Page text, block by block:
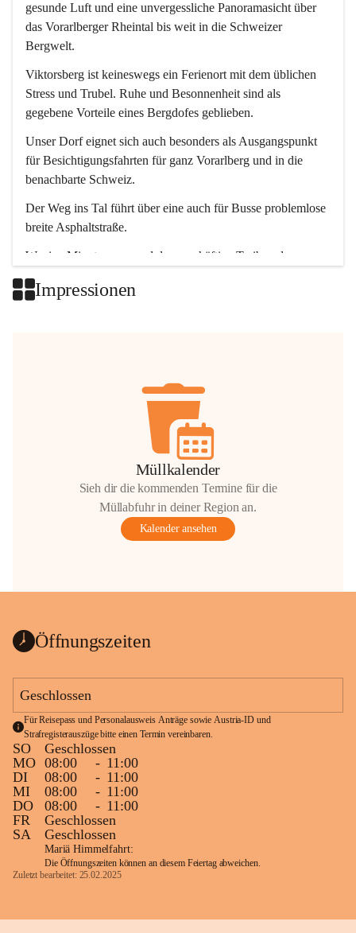
gesunde Luft und eine unvergessliche Panoramasicht über
das Vorarlberger Rheintal bis weit in die Schweizer
Bergwelt.
Viktorsberg ist keineswegs ein Ferienort mit dem üblichen
Stress und Trubel. Ruhe und Besonnenheit sind als
gegebene Vorteile eines Bergdofes geblieben.
Unser Dorf eignet sich auch besonders als Ausgangspunkt
für Besichtigungsfahrten für ganz Vorarlberg und in die
benachbarte Schweiz.
Der Weg ins Tal führt über eine auch für Busse problemlose
breite Asphaltstraße.
Wenige Minuten nur, und das geschäftige Treiben der
Impressionen
Müllkalender
Sieh dir die kommenden Termine für die
Müllabfuhr in deiner Region an.
Kalender ansehen
Öffnungszeiten
Geschlossen
Für Reisepass und Personalausweis Anträge sowie Austria-ID und
Strafregisterauszüge bitte einen Termin vereinbaren.
SO
Geschlossen
MO 08:00 - 11:00
DI
08:00 - 11:00
MI
08:00 - 11:00
DO
08:00 - 11:00
FR
Geschlossen
SA
Geschlossen
Mariä Himmelfahrt:
Die Öffnungszeiten können an diesem Feiertag abweichen.
Zuletzt bearbeitet: 25.02.2025